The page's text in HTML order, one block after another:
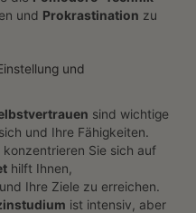
und Prokrastination zu
und
sind wichtige
und Ihre Fähigkeiten.
konzentrieren Sie sich auf
hilft Ihnen,
Ihre Ziele zu erreichen.
ist intensiv, aber